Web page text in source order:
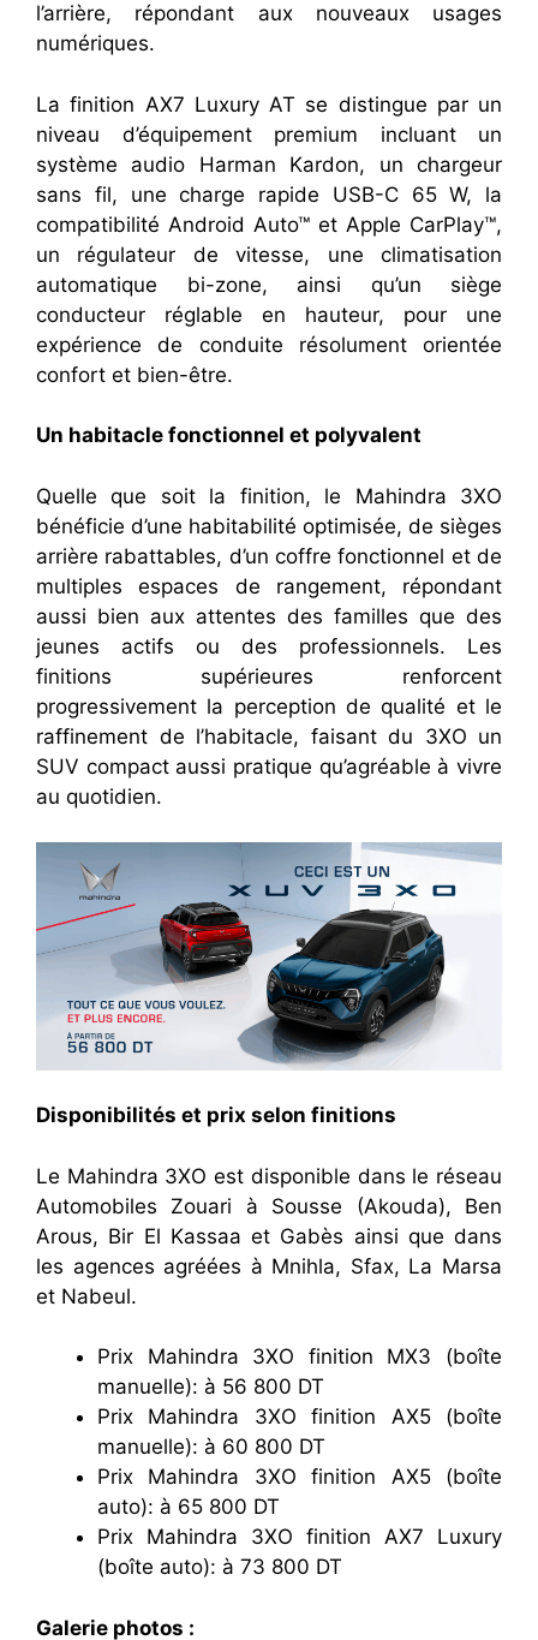
l’arrière, répondant aux nouveaux usages
numériques.
La finition AX7 Luxury AT se distingue par un
niveau d’équipement premium incluant un
système audio Harman Kardon, un chargeur
sans fil, une charge rapide USB-C 65 W, la
compatibilité Android Auto™ et Apple CarPlay™,
un régulateur de vitesse, une climatisation
automatique bi-zone, ainsi qu’un siège
conducteur réglable en hauteur, pour une
expérience de conduite résolument orientée
confort et bien-être.
Un habitacle fonctionnel et polyvalent
Quelle que soit la finition, le Mahindra 3XO
bénéficie d’une habitabilité optimisée, de sièges
arrière rabattables, d’un coffre fonctionnel et de
multiples espaces de rangement, répondant
aussi bien aux attentes des familles que des
jeunes actifs ou des professionnels. Les
finitions supérieures renforcent
progressivement la perception de qualité et le
raffinement de l’habitacle, faisant du 3XO un
SUV compact aussi pratique qu’agréable à vivre
au quotidien.
Disponibilités et prix selon finitions
Le Mahindra 3XO est disponible dans le réseau
Automobiles Zouari à Sousse (Akouda), Ben
Arous, Bir El Kassaa et Gabès ainsi que dans
les agences agréées à Mnihla, Sfax, La Marsa
et Nabeul.
Prix Mahindra 3XO finition MX3 (boîte
manuelle): à 56 800 DT
Prix Mahindra 3XO finition AX5 (boîte
manuelle): à 60 800 DT
Prix Mahindra 3XO finition AX5 (boîte
auto): à 65 800 DT
Prix Mahindra 3XO finition AX7 Luxury
(boîte auto): à 73 800 DT
Galerie photos :